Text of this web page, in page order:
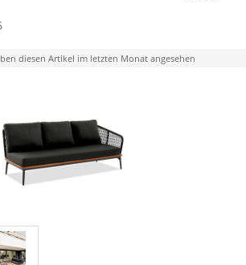
diesen Artikel im letzten Monat angesehen